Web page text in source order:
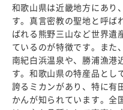
和歌山県は近畿地方にあり
す。真言密教の聖地と呼ば
ばれる熊野三山など世界遺
ているのが特徴です。また
南紀白浜温泉や、勝浦漁港
す。和歌山県の特産品とし
誇るミカンがあり、特に有
かんが知られています。全